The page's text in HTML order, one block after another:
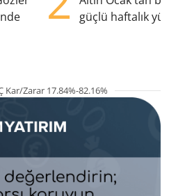
güçlü haftalık
Zarar 17.84%-82.16%